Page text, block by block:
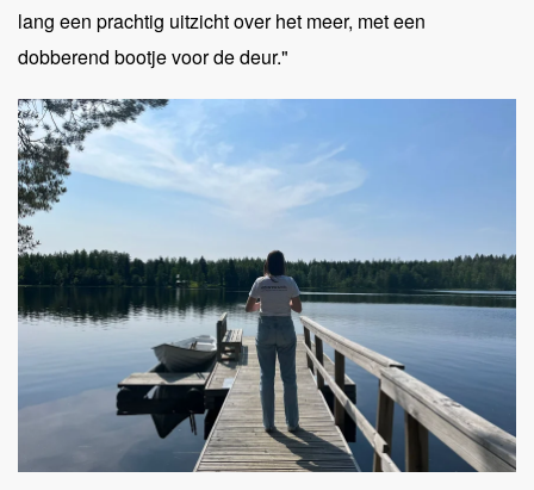
lang een prachtig uitzicht over het meer, met een
dobberend bootje voor de deur."